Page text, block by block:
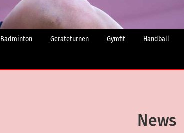
Badminton Geräteturnen Gymfit Handball
News